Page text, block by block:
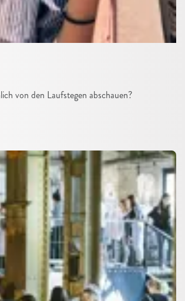
von den Laufstegen abschauen?